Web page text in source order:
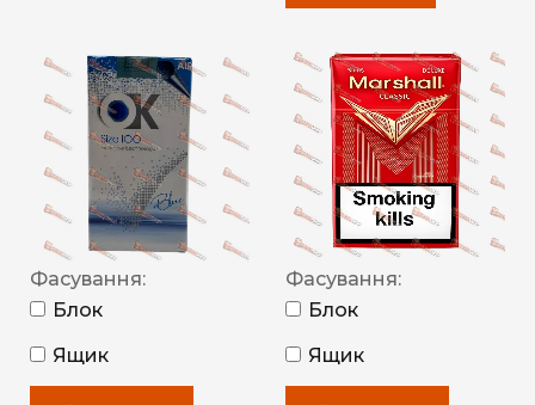
Фасування:
Блок
Ящик
Фасування:
Блок
Ящик